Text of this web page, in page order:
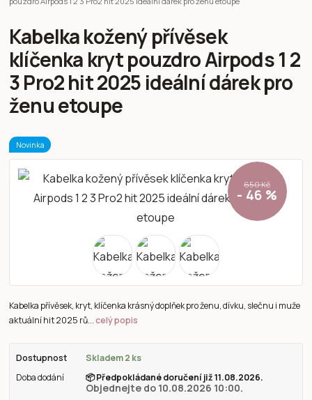
Kabelka kožený přívěsek
klíčenka kryt pouzdro Airpods 1 2
3 Pro2 hit 2025 ideální dárek pro
ženu etoupe
Novinka
650 Kč
- 46 %
Kabelka přívěsek, kryt, klíčenka krásný doplňek pro ženu, dívku, slečnu i muže
aktuální hit 2025 rů...celý popis
Dostupnost
Skladem 2 ks
Doba dodání
📦Předpokládané doručení již 11.08.2026.
Objednejte do 10.08.2026 10:00.